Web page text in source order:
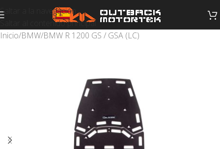
Saltar a la navegación
Saltar al contenido principal
Inicio/BMW/BMW R 1200 GS / GSA (LC)